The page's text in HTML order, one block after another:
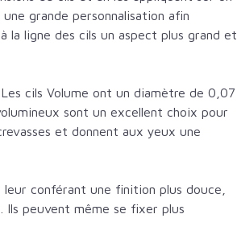
grande personnalisation afin
ligne des cils un aspect plus grand et
cils Volume ont un diamètre de 0,07
sont un excellent choix pour
et donnent aux yeux une
conférant une finition plus douce,
Ils peuvent même se fixer plus